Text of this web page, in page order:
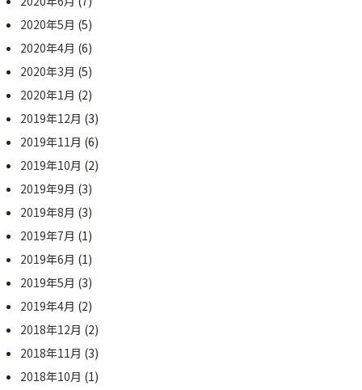
2020年5月 (5)
2020年4月 (6)
2020年3月 (5)
2020年1月 (2)
2019年12月 (3)
2019年11月 (6)
2019年10月 (2)
2019年9月 (3)
2019年8月 (3)
2019年7月 (1)
2019年6月 (1)
2019年5月 (3)
2019年4月 (2)
2018年12月 (2)
2018年11月 (3)
2018年10月 (1)